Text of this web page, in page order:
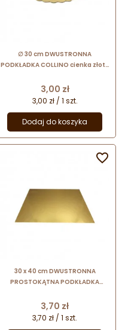
∅ 30 cm DWUSTRONNA
PODKŁADKA COLLINO cienka złoto
Cena
3,00 zł
3,00 zł / 1 szt.
Dodaj do koszyka
30 x 40 cm DWUSTRONNA
PROSTOKĄTNA PODKŁADKA
Cena
3,70 zł
3,70 zł / 1 szt.
